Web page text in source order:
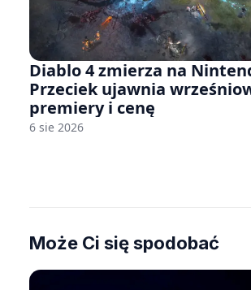
Diablo 4 zmierza na
Przeciek ujawnia
premiery i cenę
6 sie 2026
Może Ci się spodobać